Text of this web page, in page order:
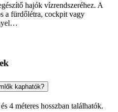
hajók vízrendszeréhez. A
a fürdőlétra, cockpit vagy
kaphatók?
4 méteres hosszban találhatók.